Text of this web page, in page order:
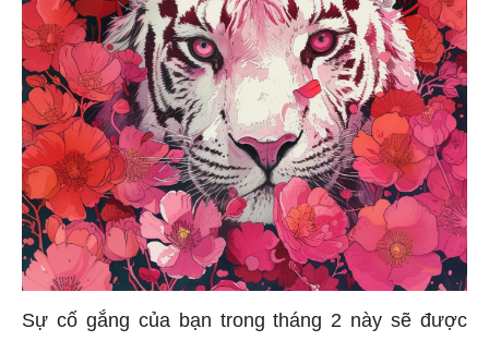
Sự cố gắng của bạn trong tháng 2 này sẽ được